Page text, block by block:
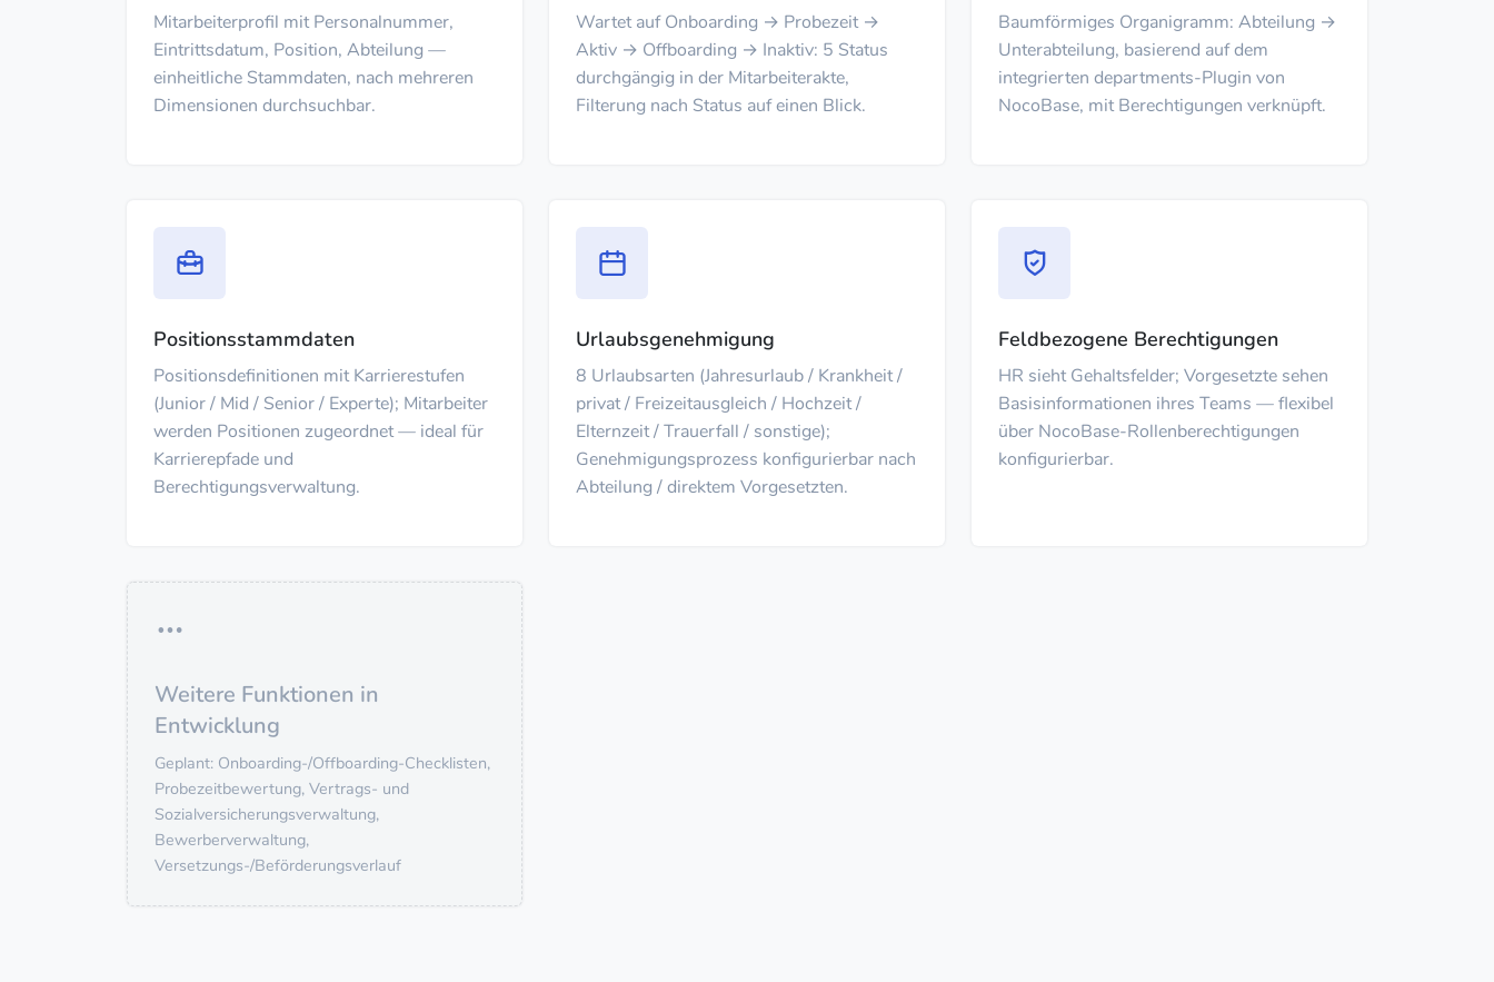
Mitarbeiterprofil mit Personalnummer,
Eintrittsdatum, Position, Abteilung —
einheitliche Stammdaten, nach mehreren
Dimensionen durchsuchbar.
Wartet auf Onboarding → Probezeit →
Aktiv → Offboarding → Inaktiv: 5 Status
durchgängig in der Mitarbeiterakte,
Filterung nach Status auf einen Blick.
Baumförmiges Organigramm: Abteilung →
Unterabteilung, basierend auf dem
integrierten departments-Plugin von
NocoBase, mit Berechtigungen verknüpft.
Positionsstammdaten
Positionsdefinitionen mit Karrierestufen
(Junior / Mid / Senior / Experte); Mitarbeiter
werden Positionen zugeordnet — ideal für
Karrierepfade und
Berechtigungsverwaltung.
Urlaubsgenehmigung
8 Urlaubsarten (Jahresurlaub / Krankheit /
privat / Freizeitausgleich / Hochzeit /
Elternzeit / Trauerfall / sonstige);
Genehmigungsprozess konfigurierbar nach
Abteilung / direktem Vorgesetzten.
Feldbezogene Berechtigungen
HR sieht Gehaltsfelder; Vorgesetzte sehen
Basisinformationen ihres Teams — flexibel
über NocoBase-Rollenberechtigungen
konfigurierbar.
Weitere Funktionen in
Entwicklung
Geplant: Onboarding-/Offboarding-Checklisten,
Probezeitbewertung, Vertrags- und
Sozialversicherungsverwaltung,
Bewerberverwaltung,
Versetzungs-/Beförderungsverlauf